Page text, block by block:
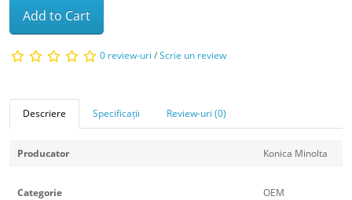
Add to Cart
0 review-uri /Scrie un review
Descriere Specificații Review-uri (0)
Producator Konica Minolta
Categorie OEM